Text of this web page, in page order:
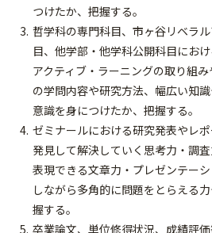
つけたか、把握する。
哲学科の専門科目、市ヶ谷リベラ
目、他学部・他学科公開科目にお
アクティブ・ラーニングの取り組
の学問内容や研究方法、幅広い知
意識を身につけたか、把握する。
ゼミナールにおける研究発表やレ
発見して解決していく思考力・調
表現できる文章力・プレゼンテー
しながら多角的に問題をとらえる
握する。
卒業論文、単位修得状況、成績評